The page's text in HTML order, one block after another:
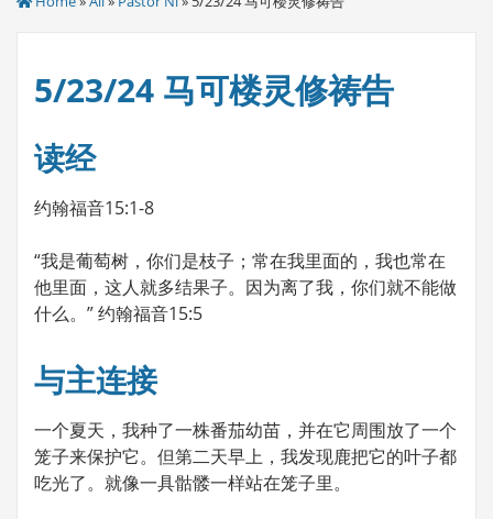
5/23/24 马可楼灵修祷告
读经
约翰福音15:1-8
“我是葡萄树，你们是枝子；常在我里面的，我也常在
他里面，这人就多结果子。因为离了我，你们就不能做
什么。” 约翰福音15:5
与主连接
一个夏天，我种了一株番茄幼苗，并在它周围放了一个
笼子来保护它。但第二天早上，我发现鹿把它的叶子都
吃光了。就像一具骷髅一样站在笼子里。